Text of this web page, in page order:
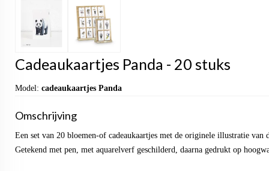
Cadeaukaartjes Panda - 20 stuks
Model: cadeaukaartjes Panda
Omschrijving
Een set van 20 bloemen-of cadeaukaartjes met de originele illustratie van
Getekend met pen, met aquarelverf geschilderd, daarna gedrukt op